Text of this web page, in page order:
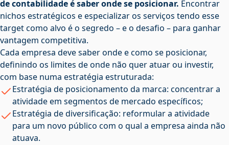
de contabilidade é saber onde se posicionar. Encontrar
nichos estratégicos e especializar os serviços tendo esse
target como alvo é o segredo – e o desafio – para ganhar
vantagem competitiva.
Cada empresa deve saber onde e como se posicionar,
definindo os limites de onde não quer atuar ou investir,
com base numa estratégia estruturada:
Estratégia de posicionamento da marca: concentrar a
atividade em segmentos de mercado específicos;
Estratégia de diversificação: reformular a atividade
para um novo público com o qual a empresa ainda não
atuava.